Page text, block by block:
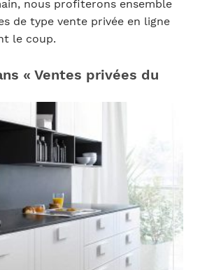
nous profiterons ensemble
de type vente privée en ligne
le coup.
« Ventes privées du